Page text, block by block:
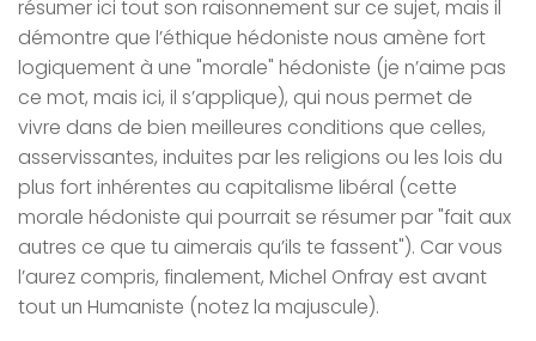
résumer ici tout son raisonnement sur ce sujet, mais il
démontre que l’éthique hédoniste nous amène fort
logiquement à une "morale" hédoniste (je n’aime pas
ce mot, mais ici, il s’applique), qui nous permet de
vivre dans de bien meilleures conditions que celles,
asservissantes, induites par les religions ou les lois du
plus fort inhérentes au capitalisme libéral (cette
morale hédoniste qui pourrait se résumer par "fait aux
autres ce que tu aimerais qu’ils te fassent"). Car vous
l’aurez compris, finalement, Michel Onfray est avant
tout un Humaniste (notez la majuscule).